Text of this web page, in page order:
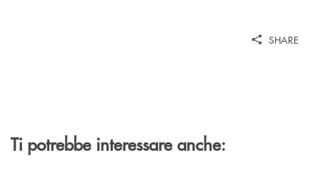
SHARE
Ti potrebbe interessare anche: